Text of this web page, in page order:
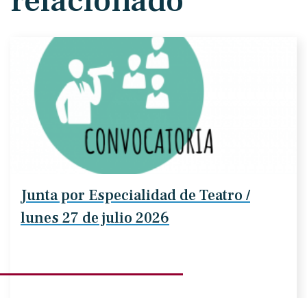
Junta por Especialidad de Teatro /
lunes 27 de julio 2026